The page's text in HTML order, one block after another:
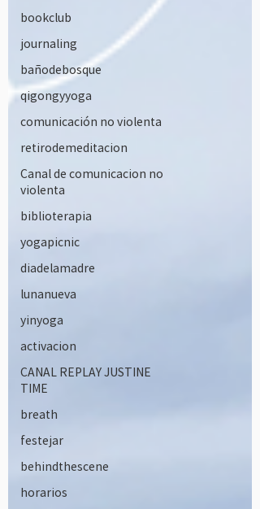
bookclub
journaling
bañodebosque
qigongyyoga
comunicación no violenta
retirodemeditacion
Canal de comunicacion no
violenta
biblioterapia
yogapicnic
diadelamadre
lunanueva
yinyoga
activacion
CANAL REPLAY JUSTINE
TIME
breath
festejar
behindthescene
horarios